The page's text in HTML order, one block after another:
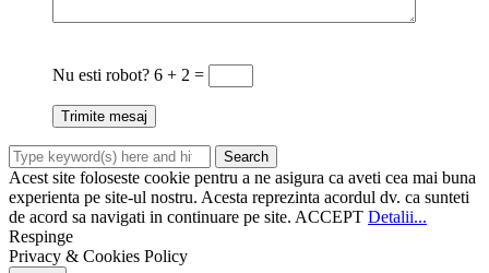
Nu esti robot? 6 + 2 =
Acest site foloseste cookie pentru a ne asigura ca aveti cea mai buna
experienta pe site-ul nostru. Acesta reprezinta acordul dv. ca sunteti
de acord sa navigati in continuare pe site. ACCEPT Detalii...
Respinge
Privacy & Cookies Policy